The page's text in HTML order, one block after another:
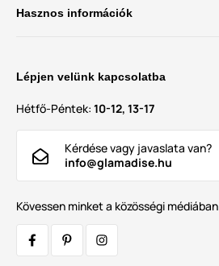
Hasznos információk
Lépjen velünk kapcsolatba
Hétfő-Péntek: 10-12, 13-17
Kérdése vagy javaslata van?
info@glamadise.hu
Kövessen minket a közösségi médiában